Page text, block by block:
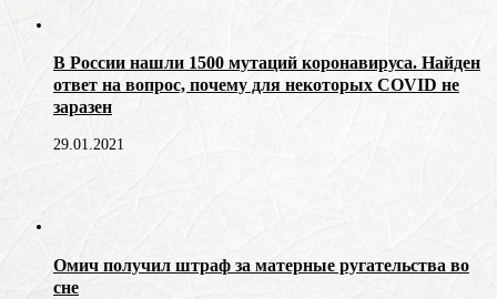
В России нашли 1500 мутаций коронавируса. Найден
ответ на вопрос, почему для некоторых COVID не
заразен
29.01.2021
Омич получил штраф за матерные ругательства во
сне